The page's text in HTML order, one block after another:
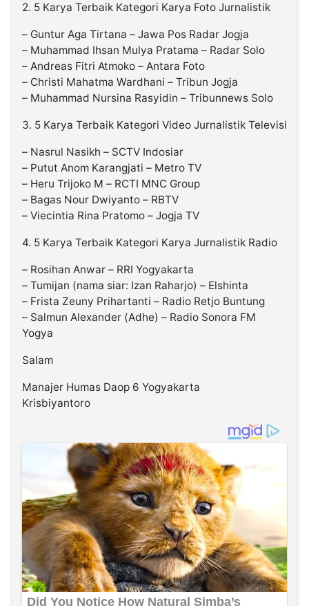
2. 5 Karya Terbaik Kategori Karya Foto Jurnalistik
– Guntur Aga Tirtana – Jawa Pos Radar Jogja
– Muhammad Ihsan Mulya Pratama – Radar Solo
– Andreas Fitri Atmoko – Antara Foto
– Christi Mahatma Wardhani – Tribun Jogja
– Muhammad Nursina Rasyidin – Tribunnews Solo
3. 5 Karya Terbaik Kategori Video Jurnalistik Televisi
– Nasrul Nasikh – SCTV Indosiar
– Putut Anom Karangjati – Metro TV
– Heru Trijoko M – RCTI MNC Group
– Bagas Nour Dwiyanto – RBTV
– Viecintia Rina Pratomo – Jogja TV
4. 5 Karya Terbaik Kategori Karya Jurnalistik Radio
– Rosihan Anwar – RRI Yogyakarta
– Tumijan (nama siar: Izan Raharjo) – Elshinta
– Frista Zeuny Prihartanti – Radio Retjo Buntung
– Salmun Alexander (Adhe) – Radio Sonora FM
Yogya
Salam
Manajer Humas Daop 6 Yogyakarta
Krisbiyantoro